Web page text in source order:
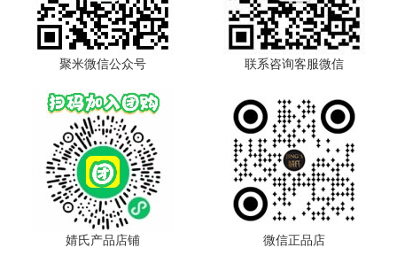
聚米微信公众号 联系咨询客服微信
婧氏产品店铺 微信正品店